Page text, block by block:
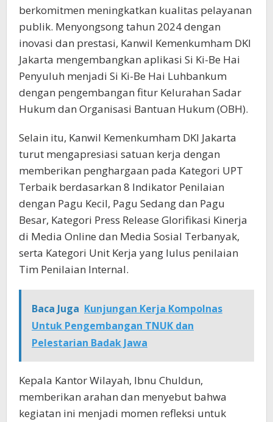
berkomitmen meningkatkan kualitas pelayanan
publik. Menyongsong tahun 2024 dengan
inovasi dan prestasi, Kanwil Kemenkumham DKI
Jakarta mengembangkan aplikasi Si Ki-Be Hai
Penyuluh menjadi Si Ki-Be Hai Luhbankum
dengan pengembangan fitur Kelurahan Sadar
Hukum dan Organisasi Bantuan Hukum (OBH).
Selain itu, Kanwil Kemenkumham DKI Jakarta
turut mengapresiasi satuan kerja dengan
memberikan penghargaan pada Kategori UPT
Terbaik berdasarkan 8 Indikator Penilaian
dengan Pagu Kecil, Pagu Sedang dan Pagu
Besar, Kategori Press Release Glorifikasi Kinerja
di Media Online dan Media Sosial Terbanyak,
serta Kategori Unit Kerja yang lulus penilaian
Tim Penilaian Internal.
Baca Juga Kunjungan Kerja Kompolnas
Untuk Pengembangan TNUK dan
Pelestarian Badak Jawa
Kepala Kantor Wilayah, Ibnu Chuldun,
memberikan arahan dan menyebut bahwa
kegiatan ini menjadi momen refleksi untuk